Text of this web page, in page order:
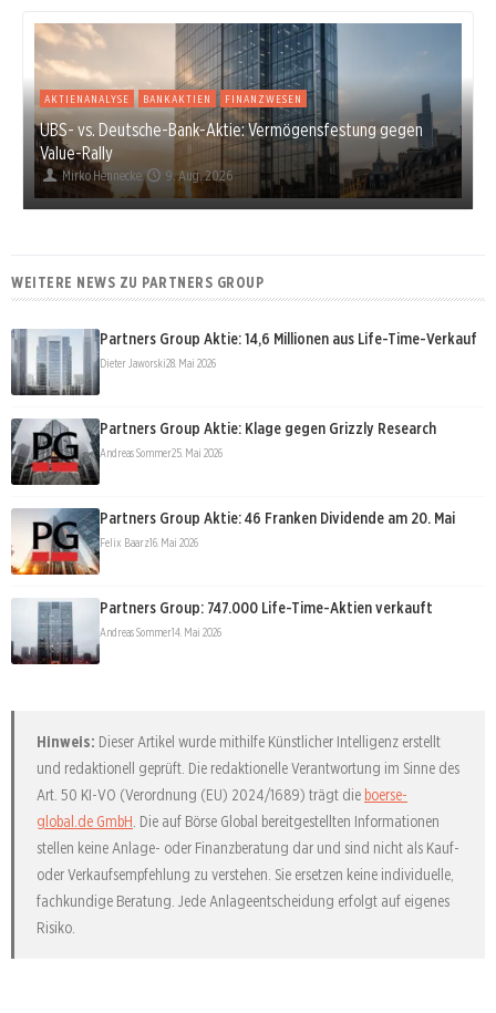
AKTIENANALYSE BANKAKTIEN FINANZWESEN
UBS- vs. Deutsche-Bank-Aktie: Vermögensfestung gegen
Value-Rally
Mirko Hennecke 9. Aug. 2026
WEITERE NEWS ZU PARTNERS GROUP
Partners Group Aktie: 14,6 Millionen aus Life-Time-Verkauf
Dieter Jaworski28. Mai 2026
Partners Group Aktie: Klage gegen Grizzly Research
Andreas Sommer25. Mai 2026
Partners Group Aktie: 46 Franken Dividende am 20. Mai
Felix Baarz16. Mai 2026
Partners Group: 747.000 Life-Time-Aktien verkauft
Andreas Sommer14. Mai 2026
Hinweis: Dieser Artikel wurde mithilfe Künstlicher Intelligenz erstellt
und redaktionell geprüft. Die redaktionelle Verantwortung im Sinne des
Art. 50 KI-VO (Verordnung (EU) 2024/1689) trägt die boerse-
global.de GmbH. Die auf Börse Global bereitgestellten Informationen
stellen keine Anlage- oder Finanzberatung dar und sind nicht als Kauf-
oder Verkaufsempfehlung zu verstehen. Sie ersetzen keine individuelle,
fachkundige Beratung. Jede Anlageentscheidung erfolgt auf eigenes
Risiko.